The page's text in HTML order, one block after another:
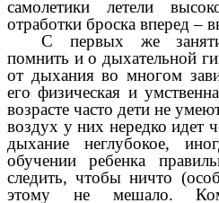
самолетики летели
отработки броска вперед –
С первых же
помнить и о дыхательной
от дыхания во многом
его физическая и
возрасте часто дети не
воздух у них нередко идет
дыхание неглубокое,
обучении ребенка
следить, чтобы ничто
этому не мешало.